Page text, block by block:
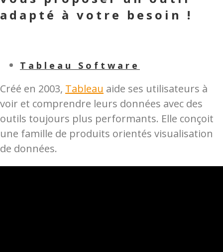
adapté à votre besoin !
Tableau Software
Créé en 2003, Tableau aide ses utilisateurs à
voir et comprendre leurs données avec des
outils toujours plus performants. Elle conçoit
une famille de produits orientés visualisation
de données.